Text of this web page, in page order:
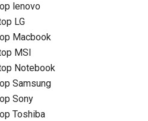
lenovo
LG
Macbook
MSI
Notebook
Samsung
Sony
Toshiba